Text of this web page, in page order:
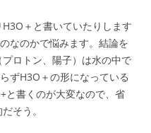
＋と書いていたりします
なのかで悩みます。結論を
ロトン、陽子）は水の中で
ずH3O＋の形になっている
と書くのが大変なので、省
そう。